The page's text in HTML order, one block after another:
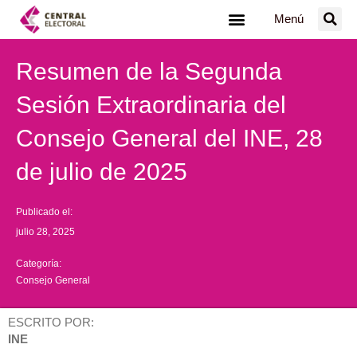
Menú
Resumen de la Segunda
Sesión Extraordinaria del
Consejo General del INE, 28
de julio de 2025
Publicado el:
julio 28, 2025
Categoría:
Consejo General
ESCRITO POR:
INE